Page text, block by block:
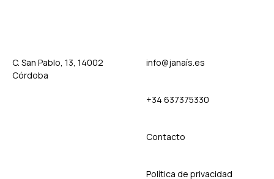
C. San Pablo, 13, 14002
Córdoba
info@janaís.es
+34 637375330
Contacto
Política de privacidad